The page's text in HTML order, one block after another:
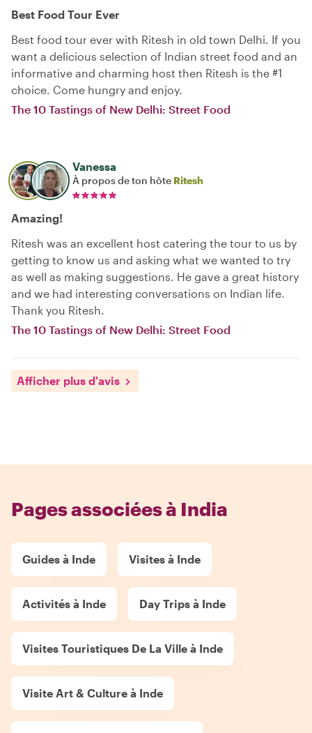
Best Food Tour Ever
Best food tour ever with Ritesh in old town Delhi. If you
want a delicious selection of Indian street food and an
informative and charming host then Ritesh is the #1
choice. Come hungry and enjoy.
The 10 Tastings of New Delhi: Street Food
Vanessa
À propos de ton hôte Ritesh
Amazing!
Ritesh was an excellent host catering the tour to us by
getting to know us and asking what we wanted to try
as well as making suggestions. He gave a great history
and we had interesting conversations on Indian life.
Thank you Ritesh.
The 10 Tastings of New Delhi: Street Food
Afficher plus d'avis
Pages associées à India
Guides à Inde Visites à Inde
Activités à Inde Day Trips à Inde
Visites Touristiques De La Ville à Inde
Visite Art & Culture à Inde